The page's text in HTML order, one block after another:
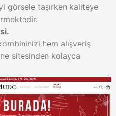
görsele taşırken kaliteye
hem alışveriş
sitesinden kolayca